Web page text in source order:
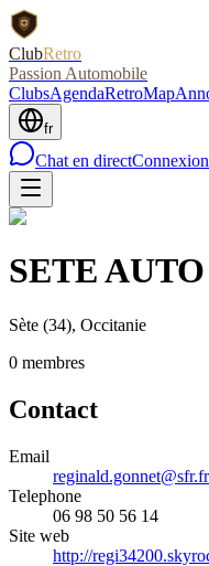
ClubRetro
Passion Automobile
ClubsAgendaRetroMap
fr
Chat en directConnexion
SETE
Sète (34), Occitanie
0 membres
Contact
Email
reginald.gonnet@sfr.fr
Telephone
06 98 50 56 14
Site web
http://